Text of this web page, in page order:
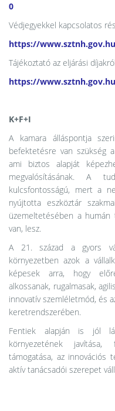
0
Védjegyekkel kapcsolatos
https://
Tájékoztató az eljárási
https://
K+F+I
A kamara álláspontja
befektetésre van szükség
ami biztos alapját
megvalósításának. A
kulcsfontosságú, mert a
nyújtotta eszköztár
üzemeltetésében a
van, lesz.
A 21. század a gyors
környezetben azok a
képesek arra, hogy
alkossanak, rugalmasak,
innovatív szemléletmód, és
keretrendszerében.
Fentiek alapján is jól
környezetének
támogatása, az innovációs
aktív tanácsadói szerepet